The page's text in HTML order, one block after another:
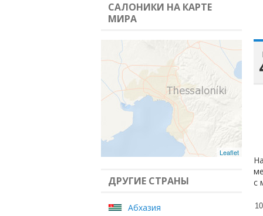
САЛОНИКИ НА КАРТЕ
МИРА
Leaflet
ДРУГИЕ СТРАНЫ
Абхазия
с